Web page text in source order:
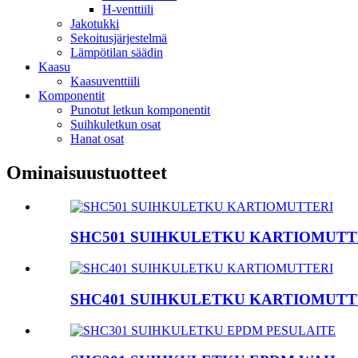
H-venttiili
Jakotukki
Sekoitusjärjestelmä
Lämpötilan säädin
Kaasu
Kaasuventtiili
Komponentit
Punotut letkun komponentit
Suihkuletkun osat
Hanat osat
Ominaisuustuotteet
SHC501 SUIHKULETKU
SHC401 SUIHKULETKU